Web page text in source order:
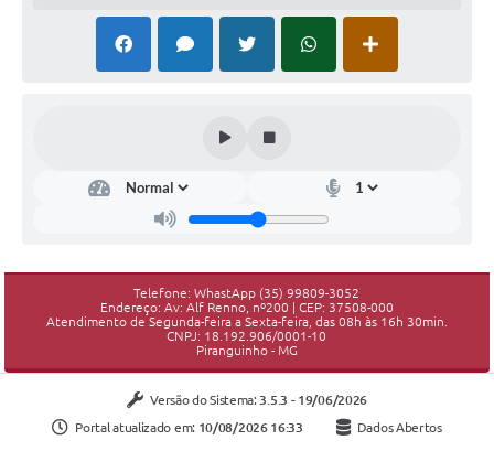
Telefone: WhastApp (35) 99809-3052
Endereço: Av: Alf Renno, nº200 | CEP: 37508-000
Atendimento de Segunda-feira a Sexta-feira, das 08h às 16h 30min.
CNPJ: 18.192.906/0001-10
Piranguinho - MG
Versão do Sistema: 3.5.3 - 19/06/2026
Portal atualizado em: 10/08/2026 16:33 Dados Abertos